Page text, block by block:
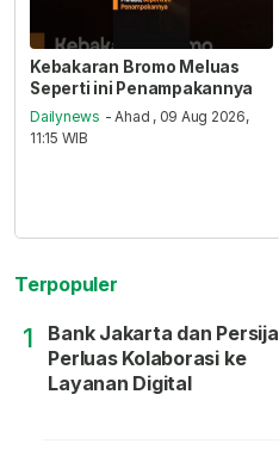
Kebakaran Bromo Meluas
Seperti ini Penampakannya
Dailynews - Ahad , 09 Aug 2026,
11:15 WIB
Terpopuler
1
Bank Jakarta dan Persija
Perluas Kolaborasi ke
Layanan Digital